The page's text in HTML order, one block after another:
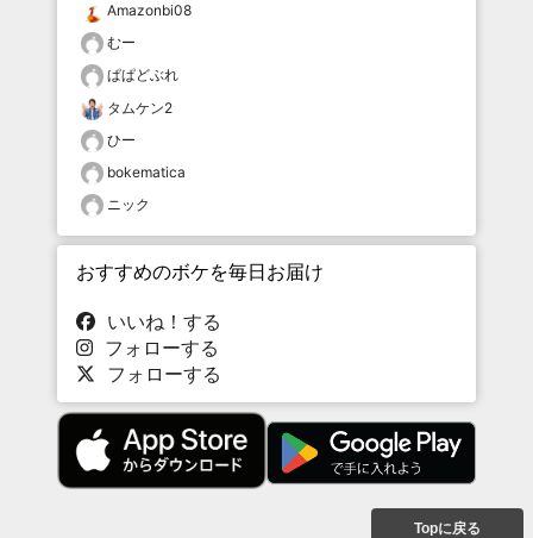
Amazonbi08
むー
ぱぱどぶれ
タムケン2
ひー
bokematica
ニック
おすすめのボケを毎日お届け
いいね！する
フォローする
フォローする
Topに戻る